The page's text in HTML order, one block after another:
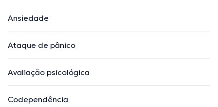
Ansiedade
Ataque de pânico
Avaliação psicológica
Codependência